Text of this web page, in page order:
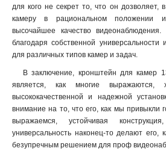
1911х76мм 1
4552х130х8155мм 1
286х424х1195мм 1
115х200мм
2758х269х1401мм
98х182х362мм
84х124х335мм 1
124х84х500мм 1
124х84х1000мм 1
158х40мм
для кого не секрет то, что он дозволяет,
камеру в рациональном положении
высочайшее качество
благодаря собственной
для различных типов камер и задач.
В заключение, кронштейн для камер
является, как многие
высококачественной и надежной
внимание на то, что его, как мы привыкли
выражаемся, устойчивая
универсальность наконец-то делают его,
безупречным решением для проф